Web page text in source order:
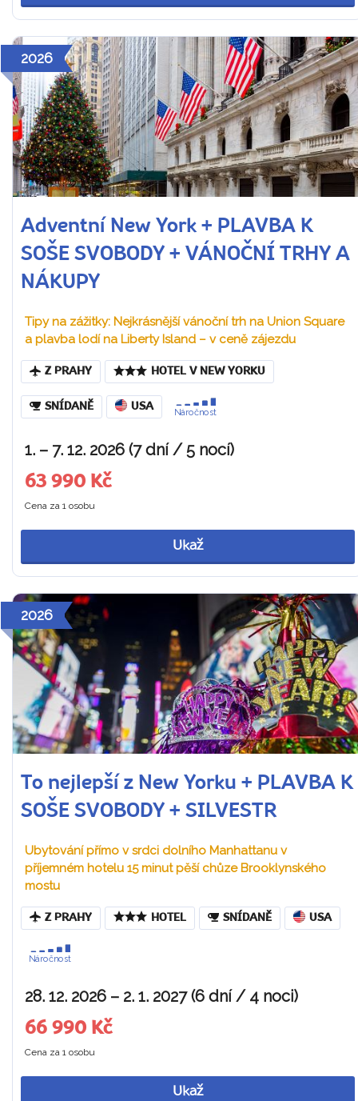
2026
Adventní New York + PLAVBA K
SOŠE SVOBODY + VÁNOČNÍ TRHY A
NÁKUPY
Tipy na zážitky: Nejkrásnější vánoční trh na Union Square
a plavba lodí na Liberty Island – v ceně zájezdu
Z PRAHY HOTEL V NEW YORKU
SNÍDANĚ USA
Náročnost
1. – 7. 12. 2026 (7 dní / 5 nocí)
63 990 Kč
Cena za 1 osobu
Ukaž
2026
To nejlepší z New Yorku + PLAVBA K
SOŠE SVOBODY + SILVESTR
Ubytování přímo v srdci dolního Manhattanu v
příjemném hotelu 15 minut pěší chůze Brooklynského
mostu
Z PRAHY HOTEL SNÍDANĚ USA
Náročnost
28. 12. 2026 – 2. 1. 2027 (6 dní / 4 noci)
66 990 Kč
Cena za 1 osobu
Ukaž